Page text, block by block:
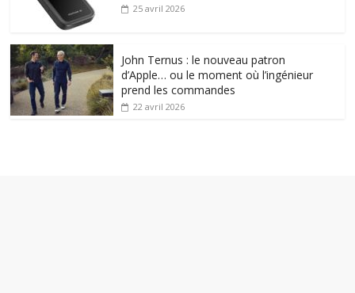
25 avril 2026
John Ternus : le nouveau patron
d’Apple… ou le moment où l’ingénieur
prend les commandes
22 avril 2026